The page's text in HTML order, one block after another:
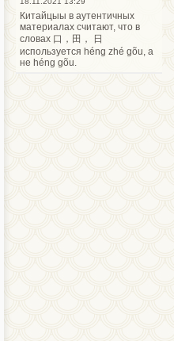
Китайцыы в аутентичных
материалах считают, что в
словах 口，田， 日
используется héng zhé gõu, а
не héng gõu.